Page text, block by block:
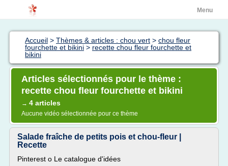
Menu
Accueil > Thèmes & articles : chou vert > chou fleur
fourchette et bikini > recette chou fleur fourchette et
bikini
Articles sélectionnés pour le thème :
recette chou fleur fourchette et bikini
→ 4 articles
Aucune vidéo sélectionnée pour ce thème
Salade fraîche de petits pois et chou-fleur |
Recette
Pinterest o Le catalogue d'idées